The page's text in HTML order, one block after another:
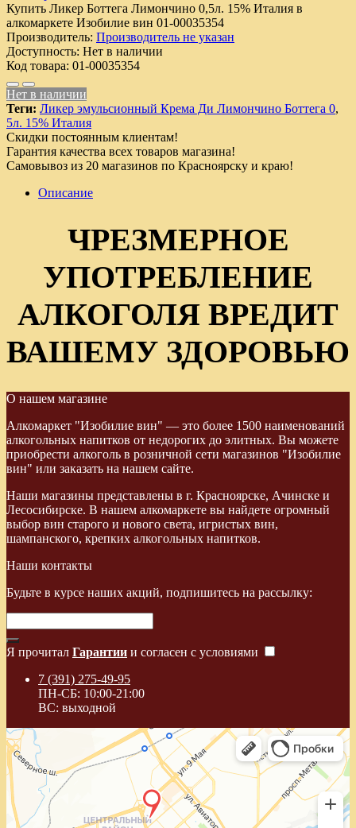
Купить Ликер Боттега Лимончино 0,5л. 15% Италия в
алкомаркете Изобилие вин 01-00035354
Производитель: Производитель не указан
Доступность: Нет в наличии
Код товара: 01-00035354
Нет в наличии
Теги: Ликер эмульсионный Крема Ди Лимончино Боттега 0,
5л. 15% Италия
Скидки постоянным клиентам!
Гарантия качества всех товаров магазина!
Самовывоз из 20 магазинов по Красноярску и краю!
Описание
ЧРЕЗМЕРНОЕ
УПОТРЕБЛЕНИЕ
АЛКОГОЛЯ ВРЕДИТ
ВАШЕМУ ЗДОРОВЬЮ
О нашем магазине
Алкомаркет "Изобилие вин" — это более 1500 наименований
алкогольных напитков от недорогих до элитных. Вы можете
приобрести алкоголь в розничной сети магазинов "Изобилие
вин" или заказать на нашем сайте.
Наши магазины представлены в г. Красноярске, Ачинске и
Лесосибирске. В нашем алкомаркете вы найдете огромный
выбор вин старого и нового света, игристых вин,
шампанского, крепких алкогольных напитков.
Наши контакты
Будьте в курсе наших акций, подпишитесь на рассылку:
Я прочитал Гарантии и согласен с условиями
7 (391) 275-49-95
ПН-СБ: 10:00-21:00
ВС: выходной